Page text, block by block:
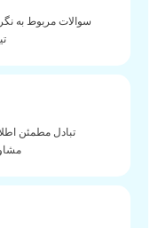
سوالات مربوط به
تبادل مطمئن